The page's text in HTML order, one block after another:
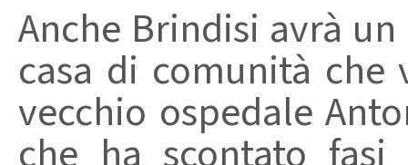
Anche Brindisi avrà
casa di comunità che
vecchio ospedale